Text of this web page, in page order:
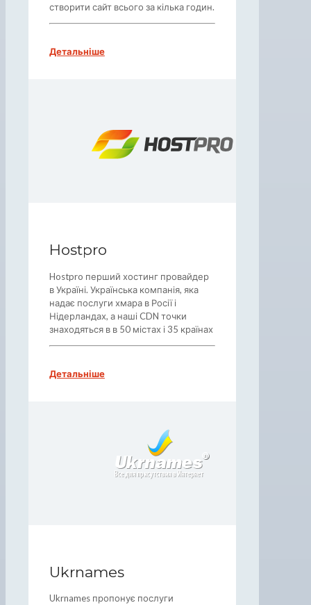
створити сайт всього за кілька годин.
Детальніше
Hostpro
Hostpro перший хостинг провайдер
в Україні. Українська компанія, яка
надає послуги хмара в Росії і
Нідерландах, а наші CDN точки
знаходяться в в 50 містах і 35 країнах
Детальніше
Ukrnames
Ukrnames пропонує послуги